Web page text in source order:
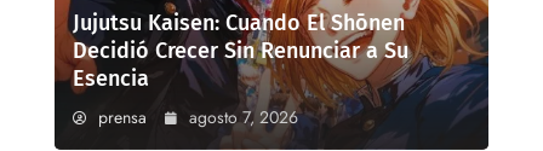
Jujutsu Kaisen: Cuando El Shōnen
Decidió Crecer Sin Renunciar a Su
Esencia
prensa agosto 7, 2026